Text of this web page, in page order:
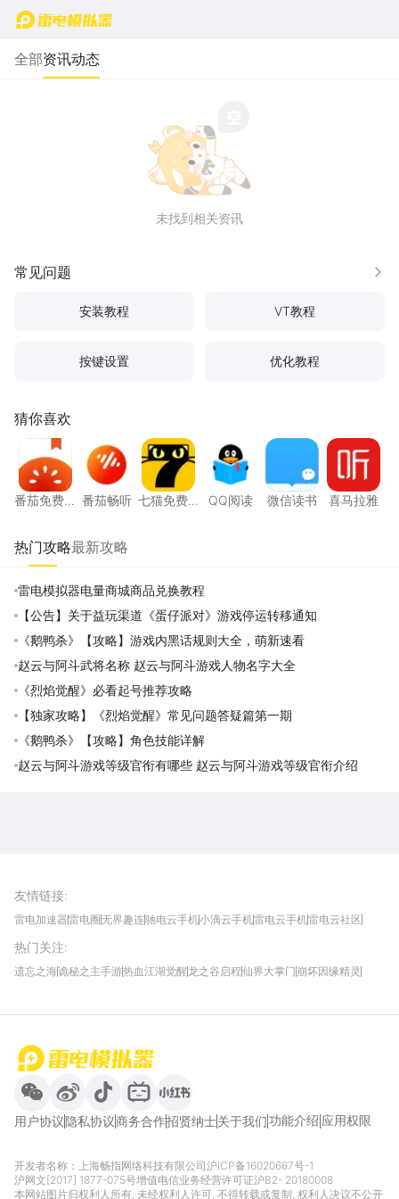
首页
全部资讯动态
未找到相关资讯
常见问题 更多
安装教程 VT教程
按键设置 优化教程
猜你喜欢
番茄免费小说
番茄免费
番茄畅听
番茄畅听
七猫免费小说
七猫免费
QQ阅读
QQ阅读
微信读书
微信读书
喜马拉
喜马拉雅
热门攻略最新攻略
雷电模拟器电量商城商品兑换教程
【公告】关于益玩渠道《蛋仔派对》游戏停运转移通知
《鹅鸭杀》【攻略】游戏内黑话规则大全，萌新速看
赵云与阿斗武将名称 赵云与阿斗游戏人物名字大全
《烈焰觉醒》必看起号推荐攻略
【独家攻略】《烈焰觉醒》常见问题答疑篇第一期
《鹅鸭杀》【攻略】角色技能详解
赵云与阿斗游戏等级官衔有哪些 赵云与阿斗游戏等级官衔介绍
友情链接:
雷电加速器雷电圈无界趣连驰电云手机小滴云手机雷电云手机雷电云社区
我爱vr网华军软件园
热门关注:
遗忘之海诡秘之主手游热血江湖觉醒龙之谷启程仙界大掌门 崩坏因缘精灵
用户协议隐私协议商务合作招贤纳士关于我们功能介绍 应用权限
开发者名称：上海畅指网络科技有限公司沪ICP备16020667号-1
沪网文[2017] 1877-075号增值电信业务经营许可证沪B2- 20180008
本网站图片归权利人所有, 未经权利人许可, 不得转载或复制, 权利人决议不公开
首页
微信
微博 抖音 哔哩哔哩